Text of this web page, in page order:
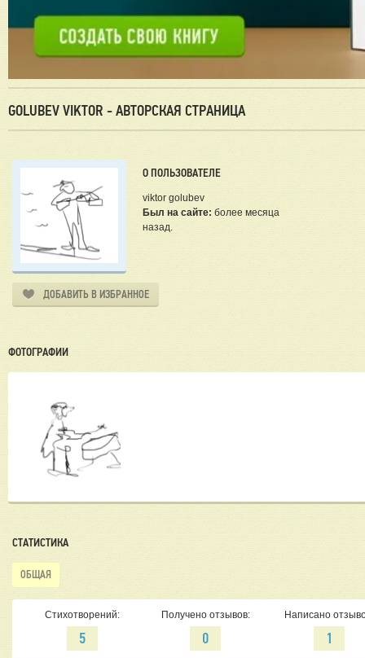
GOLUBEV VIKTOR - АВТОРСКАЯ СТРАНИЦА
О ПОЛЬЗОВАТЕЛЕ
viktor golubev
Был на сайте: более месяца
назад.
ДОБАВИТЬ В ИЗБРАННОЕ
ФОТОГРАФИИ
СТАТИСТИКА
ОБЩАЯ
Стихотворений:
5
Получено отзывов:
0
Написано
1